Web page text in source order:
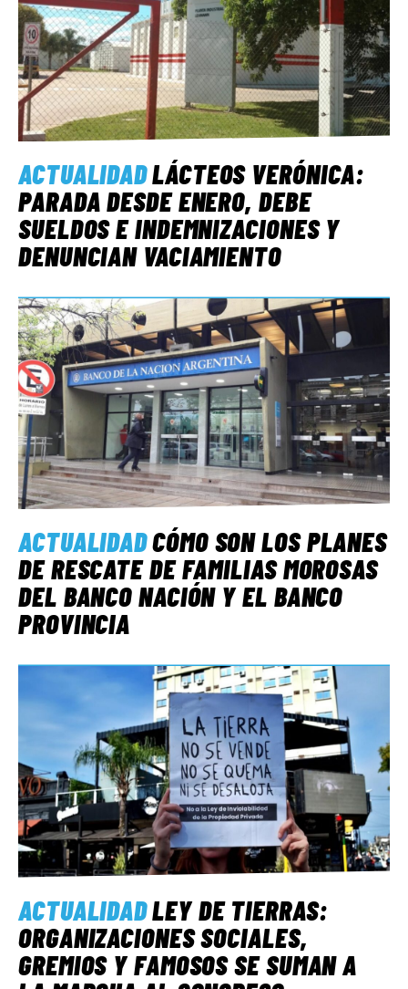
ACTUALIDADLÁCTEOS VERÓNICA:
PARADA DESDE ENERO, DEBE
SUELDOS E INDEMNIZACIONES Y
DENUNCIAN VACIAMIENTO
ACTUALIDADCÓMO SON LOS PLANES
DE RESCATE DE FAMILIAS MOROSAS
DEL BANCO NACIÓN Y EL BANCO
PROVINCIA
ACTUALIDADLEY DE TIERRAS:
ORGANIZACIONES SOCIALES,
GREMIOS Y FAMOSOS SE SUMAN A